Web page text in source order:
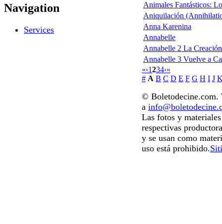
Navigation
Services
Animales Fantásticos:
Aniquilación
Anna Karenina
Annabelle
Annabelle 2 La
Annabelle 3 Vuelve a
«‹1234›»
# A B C D E F G H I J
© Boletodecine.com.
a
Las fotos y
respectivas
y se usan como
uso está prohibido.